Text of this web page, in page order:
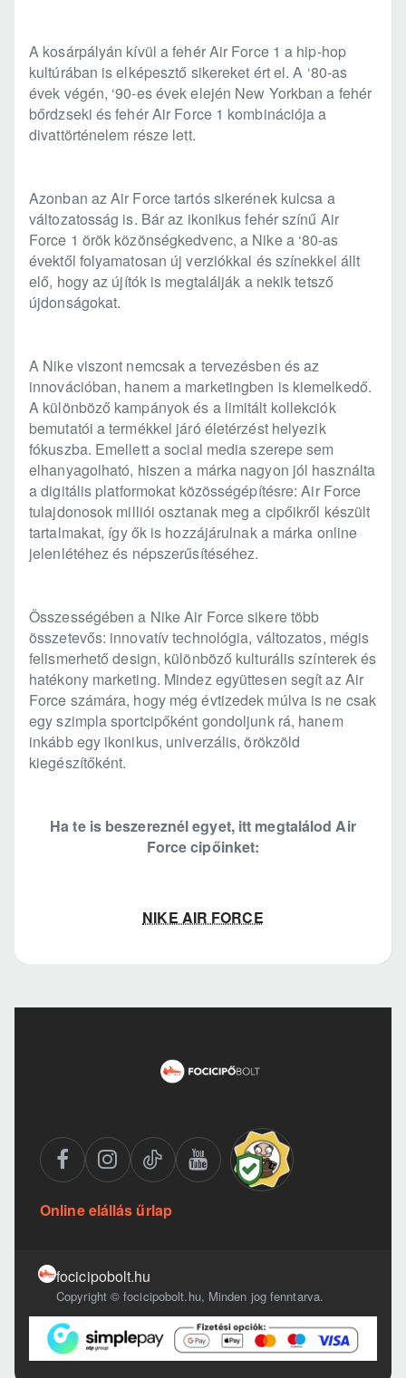
A kosárpályán kívül a fehér Air Force 1 a hip-hop
kultúrában is elképesztő sikereket ért el. A ‘80-as
évek végén, ‘90-es évek elején New Yorkban a fehér
bőrdzseki és fehér Air Force 1 kombinációja a
divattörténelem része lett.
Azonban az Air Force tartós sikerének kulcsa a
változatosság is. Bár az ikonikus fehér színű Air
Force 1 örök közönségkedvenc, a Nike a ‘80-as
évektől folyamatosan új verziókkal és színekkel állt
elő, hogy az újítók is megtalálják a nekik tetsző
újdonságokat.
A Nike viszont nemcsak a tervezésben és az
innovációban, hanem a marketingben is kiemelkedő.
A különböző kampányok és a limitált kollekciók
bemutatói a termékkel járó életérzést helyezik
fókuszba. Emellett a social media szerepe sem
elhanyagolható, hiszen a márka nagyon jól használta
a digitális platformokat közösségépítésre: Air Force
tulajdonosok milliói osztanak meg a cipőikről készült
tartalmakat, így ők is hozzájárulnak a márka online
jelenlétéhez és népszerűsítéséhez.
Összességében a Nike Air Force sikere több
összetevős: innovatív technológia, változatos, mégis
felismerhető design, különböző kulturális színterek és
hatékony marketing. Mindez együttesen segít az Air
Force számára, hogy még évtizedek múlva is ne csak
egy szimpla sportcipőként gondoljunk rá, hanem
inkább egy ikonikus, univerzális, örökzöld
kiegészítőként.
Ha te is beszereznél egyet, itt megtalálod Air
Force cipőinket:
NIKE AIR FORCE
Online elállás űrlap
focicipobolt.hu
Copyright © focicipobolt.hu, Minden jog fenntarva.